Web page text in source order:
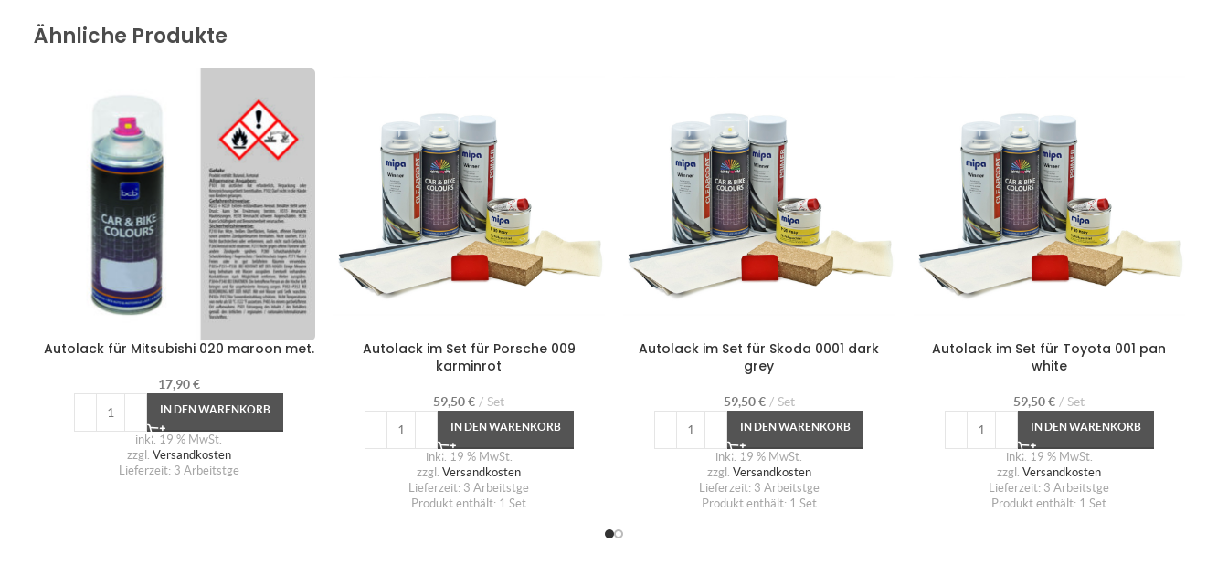
Ähnliche Produkte
Autolack für Mitsubishi 020 maroon met.
17,90€
IN DEN WARENKORB
inkl. 19 % MwSt.
zzgl. Versandkosten
Lieferzeit: 3 Arbeitstge
Autolack im Set für Porsche 009
karminrot
59,50€ Set
IN DEN WARENKORB
inkl. 19 % MwSt.
zzgl.Versandkosten
Lieferzeit: 3 Arbeitstge
Produkt enthält: 1Set
Autolack im Set für Skoda 0001 dark
grey
59,50€ Set
IN DEN WARENKORB
inkl. 19 % MwSt.
zzgl. Versandkosten
Lieferzeit: 3 Arbeitstge
Produkt enthält: 1 Set
Autolack im Set für Toyota 001 pan
white
59,50€ Set
IN DEN WARENKORB
inkl. 19 % MwSt.
zzgl.Versandkosten
Lieferzeit: 3 Arbeitstge
Produkt enthält: 1Set